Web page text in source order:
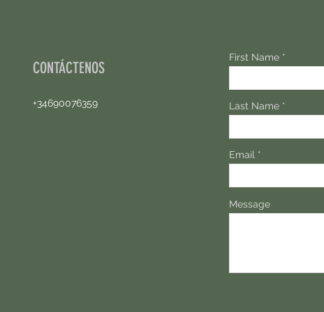
CONTÁCTENOS
+34690076359
First Name
Last Name
Email
Message